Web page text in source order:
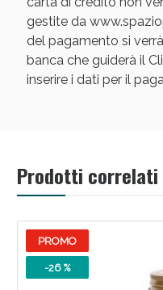
gestite da
del pagamento si
banca che guiderà il
inserire i dati per il
Prodotti correlati
PROMO
-26 %